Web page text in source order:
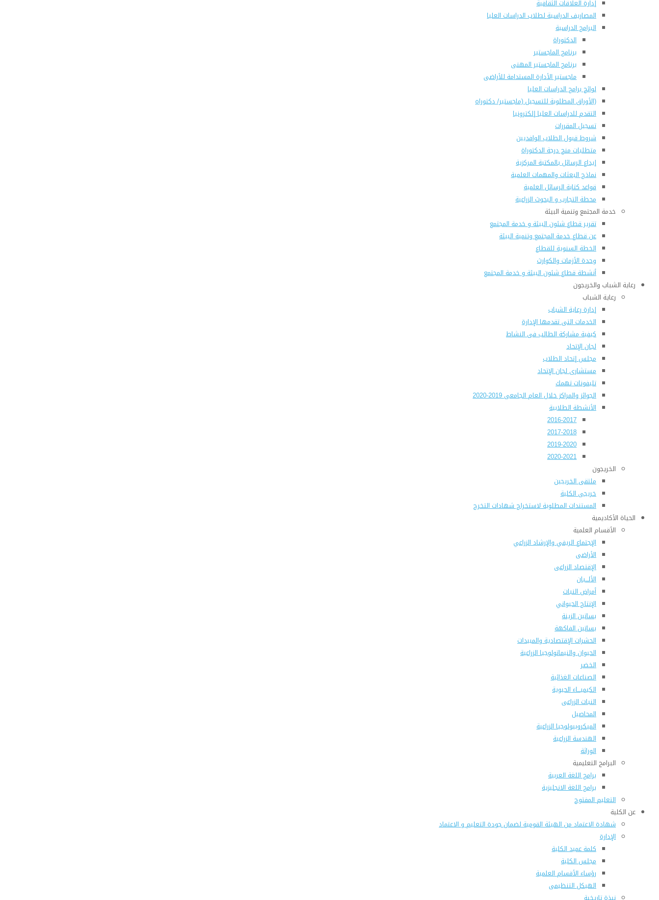
إدارة العلاقات الثقافية
المصاريف الدراسية لطلاب الدراسات العليا
البرامج الدراسية
الدكتوراة
برنامج الماجستير
برنامج الماجستير المهنى
ماجستير الأدارة المستدامة للأراضى
لوائح برامج الدراسات العليا
(الأوراق المطلوبة للتسجيل (ماجستير/ دكتوراه
التقدم للدراسات العليا إلكترونيا
تسجيل المقررات
شروط قبول الطلاب الوافديين
متطلبات منح درجة الدكتوراة
إيداع الرسائل بالمكتبة المركزية
نماذج البعثات والمهمات العلمية
قواعد كتابة الرسائل العلمية
محطة التجارب و البحوث الزراعية
خدمة المجتمع وتنمية البيئة
تقرير قطاع شئون البيئة و خدمة المجتمع
عن قطاع خدمة المجتمع وتنمية البيئة
الخطة السنوية للقطاع
وحدة الأزمات والكوارث
أنشطة قطاع شئون البيئة و خدمة المجتمع
رعاية الشباب والخريجون
رعاية الشباب
إدارة رعاية الشباب
الخدمات التى تقدمها الإدارة
كيفية مشاركة الطالب فى النشاط
لجان الإتحاد
مجلس إتحاد الطلاب
مستشارى لجان الإتحاد
تليفونات تهمك
الجوائز والمراكز خلال العام الجامعى 2019-2020
الأنشطة الطلابية
2016-2017
2017-2018
2019-2020
2020-2021
الخريجون
ملتقى الخريجين
خريجى الكلية
المستندات المطلوبة لاستخراج شهادات التخرج
الحياة الأكاديمية
الأقسام العلمية
الإجتماع الريفي والإرشاد الزراعي
الأراضى
الإقتصاد الزراعى
الألـــبان
أمراض النبات
الإنتاج الحيواني
بساتين الزينة
بساتين الفاكهة
الحشرات الإقتصادية والمبيدات
الحيوان والنيماتولوجيا الزراعية
الخضر
الصناعات الغذائية
الكيميـــاء الحيوية
النبات الزراعى
المحاصيل
الميكروبيولوجيا الزراعية
الهندسة الزراعية
الوراثة
البرامج التعليمية
برامج اللغة العربية
برامج اللغة الانجليزية
التعليم المفتوح
عن الكلية
شهادة الاعتماد من الهيئة القومية لضمان جودة التعليم و الاعتماد
الإدارة
كلمة عميد الكلية
مجلس الكلية
رؤساء الأقسام العلمية
الهيكل التنظيمى